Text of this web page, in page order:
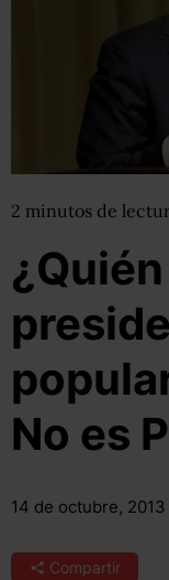
2 minutos de
No es
14 de octubre, 2013
Compartir